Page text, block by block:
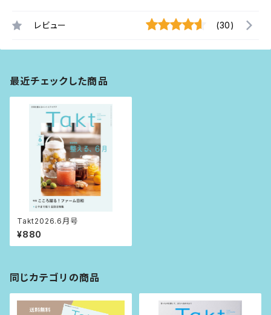
レビュー (30)
最近チェックした商品
Takt2026.6月号
¥880
同じカテゴリの商品